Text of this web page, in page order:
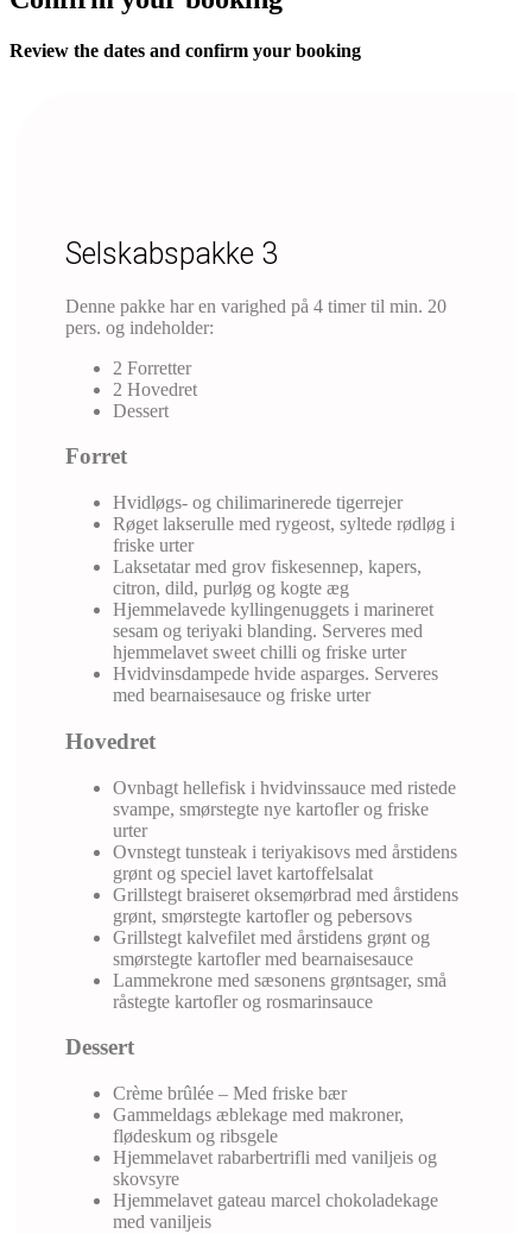
Review the dates and confirm your booking
Selskabspakke 3
Denne pakke har en varighed på 4 timer til min. 20
pers. og indeholder:
2 Forretter
2 Hovedret
Dessert
Forret
​Hvidløgs- og chilimarinerede tigerrejer
Røget lakserulle med rygeost, syltede rødløg i
friske urter
Laksetatar med grov fiskesennep, kapers,
citron, dild, purløg og kogte æg
Hjemmelavede kyllingenuggets i marineret
sesam og teriyaki blanding. Serveres med
hjemmelavet sweet chilli og friske urter
Hvidvinsdampede hvide asparges. Serveres
med bearnaisesauce og friske urter
Hovedret
Ovnbagt hellefisk i hvidvinssauce med ristede
svampe, smørstegte nye kartofler og friske
urter
Ovnstegt tunsteak i teriyakisovs med årstidens
grønt og speciel lavet kartoffelsalat
Grillstegt braiseret oksemørbrad med årstidens
grønt, smørstegte kartofler og pebersovs
Grillstegt kalvefilet med årstidens grønt og
smørstegte kartofler med bearnaisesauce
Lammekrone med sæsonens grøntsager, små
råstegte kartofler og rosmarinsauce
Dessert
Crème brûlée – Med friske bær
Gammeldags æblekage med makroner,
flødeskum og ribsgele
Hjemmelavet rabarbertrifli med vaniljeis og
skovsyre
Hjemmelavet gateau marcel chokoladekage
med vaniljeis